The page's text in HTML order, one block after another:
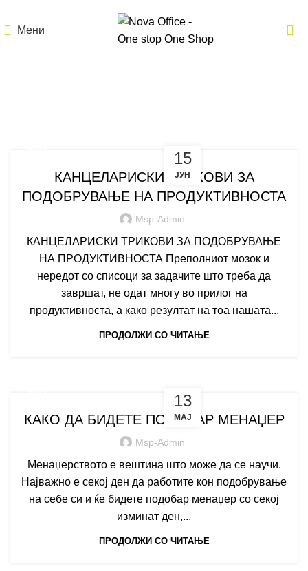
Мени
15
ЈУН
КАНЦЕЛАРИСКИ ТРИКОВИ ЗА
ПОДОБРУВАЊЕ НА ПРОДУКТИВНОСТА
Msp-Admin
КАНЦЕЛАРИСКИ ТРИКОВИ ЗА ПОДОБРУВАЊЕ
НА ПРОДУКТИВНОСТА Преполниот мозок и
нередот со списоци за задачите што треба да
завршат, не одат многу во прилог на
продуктивноста, а како резултат на тоа нашата...
ПРОДОЛЖИ СО ЧИТАЊЕ
13
МАЈ
КАКО ДА БИДЕТЕ ПОДОБАР МЕНАЏЕР
Msp-Admin
Менаџерството е вештина што може да се научи.
Најважно е секој ден да работите кон подобрување
на себе си и ќе бидете подобар менаџер со секој
изминат ден,...
ПРОДОЛЖИ СО ЧИТАЊЕ